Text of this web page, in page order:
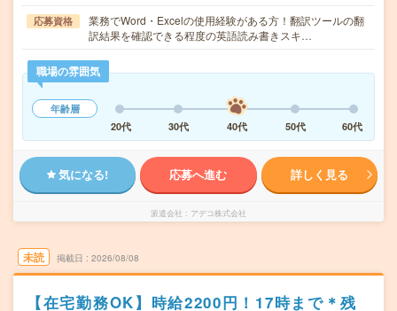
応募資格
業務でWord・Excelの使用経験がある方！翻訳ツールの翻
訳結果を確認できる程度の英語読み書きスキ…
職場の雰囲気
年齢層
20代
30代 40代 50代 60代
気になる! 応募へ進む 詳しく見る
派遣会社 アデコ株式会社
未読 掲載日 2026/08/08
【在宅勤務OK】時給2200円！17時まで＊残